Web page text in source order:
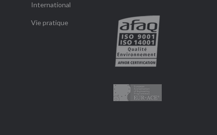
International
Vie pratique